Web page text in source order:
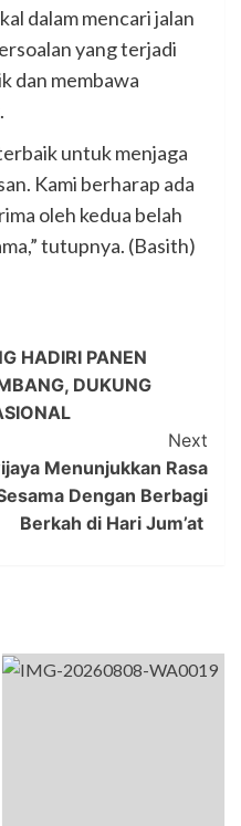
dalam mencari jalan
yang terjadi
dan membawa
untuk menjaga
Kami berharap ada
oleh kedua belah
tutupnya. (Basith)
HADIRI PANEN
DUKUNG
Next
Menunjukkan Rasa
Dengan Berbagi
Berkah di Hari Jum’at